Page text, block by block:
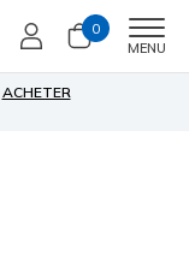
0
MENU
ACHETER